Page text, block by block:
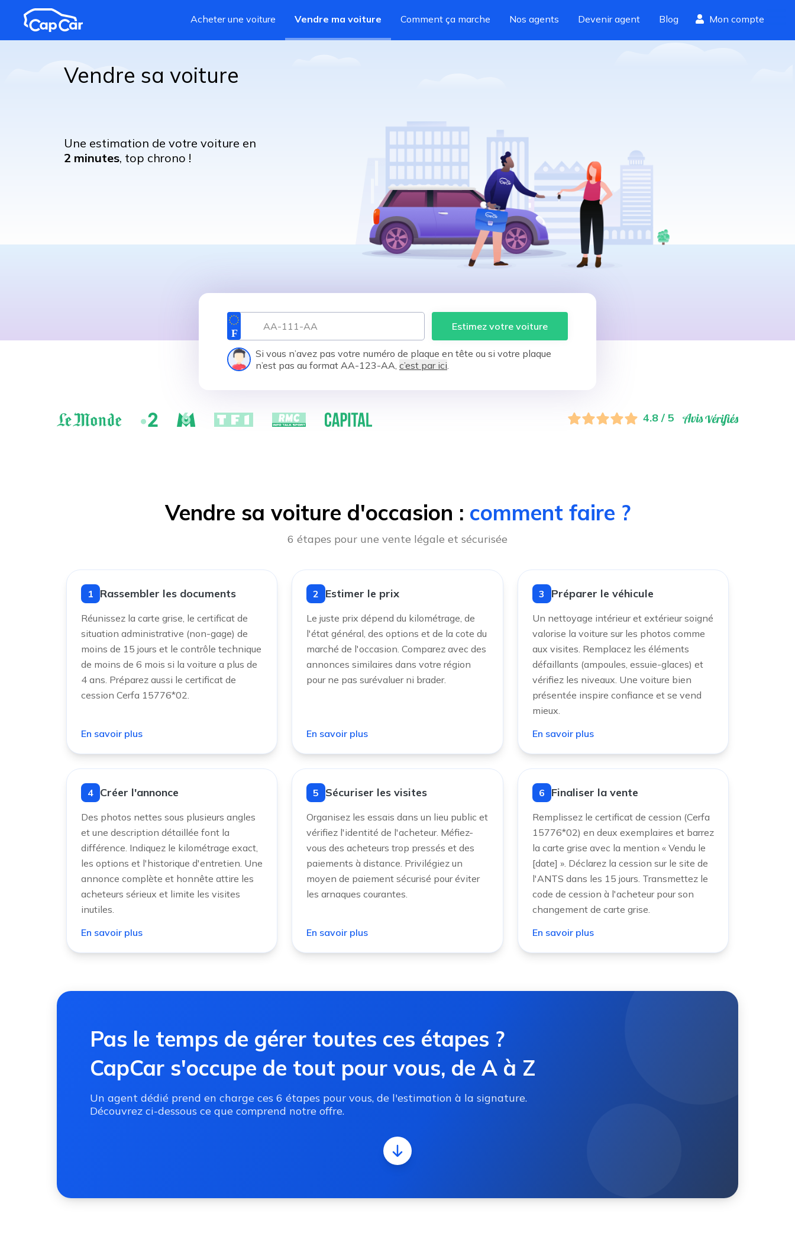
Aller au contenu principal
Acheter une voiture
Vendre ma voiture Comment ça marche Nos agents Devenir agent Blog Mon compte
Vendre sa voiture
Une estimation de votre voiture en
2 minutes, top chrono !
Estimez votre voiture
Si vous n’avez pas votre numéro de plaque en tête ou si votre plaque
n’est pas au format AA-123-AA, c’est par ici.
4.8 / 5
Vendre sa voiture d'occasion : comment faire ?
6 étapes pour une vente légale et sécurisée
1 Rassembler les documents
Réunissez la carte grise, le certificat de
situation administrative (non-gage) de
moins de 15 jours et le contrôle technique
de moins de 6 mois si la voiture a plus de
4 ans. Préparez aussi le certificat de
cession Cerfa 15776*02.
En savoir plus
2 Estimer le prix
Le juste prix dépend du kilométrage, de
l'état général, des options et de la cote du
marché de l'occasion. Comparez avec des
annonces similaires dans votre région
pour ne pas surévaluer ni brader.
En savoir plus
3 Préparer le véhicule
Un nettoyage intérieur et extérieur soigné
valorise la voiture sur les photos comme
aux visites. Remplacez les éléments
défaillants (ampoules, essuie-glaces) et
vérifiez les niveaux. Une voiture bien
présentée inspire confiance et se vend
mieux.
En savoir plus
4 Créer l'annonce
Des photos nettes sous plusieurs angles
et une description détaillée font la
différence. Indiquez le kilométrage exact,
les options et l'historique d'entretien. Une
annonce complète et honnête attire les
acheteurs sérieux et limite les visites
inutiles.
En savoir plus
5 Sécuriser les visites
Organisez les essais dans un lieu public et
vérifiez l'identité de l'acheteur. Méfiez-
vous des acheteurs trop pressés et des
paiements à distance. Privilégiez un
moyen de paiement sécurisé pour éviter
les arnaques courantes.
En savoir plus
6 Finaliser la vente
Remplissez le certificat de cession (Cerfa
15776*02) en deux exemplaires et barrez
la carte grise avec la mention « Vendu le
[date] ». Déclarez la cession sur le site de
l'ANTS dans les 15 jours. Transmettez le
code de cession à l'acheteur pour son
changement de carte grise.
En savoir plus
Pas le temps de gérer toutes ces étapes ?
CapCar s'occupe de tout pour vous, de A à Z
Un agent dédié prend en charge ces 6 étapes pour vous, de l'estimation à la signature.
Découvrez ci-dessous ce que comprend notre offre.